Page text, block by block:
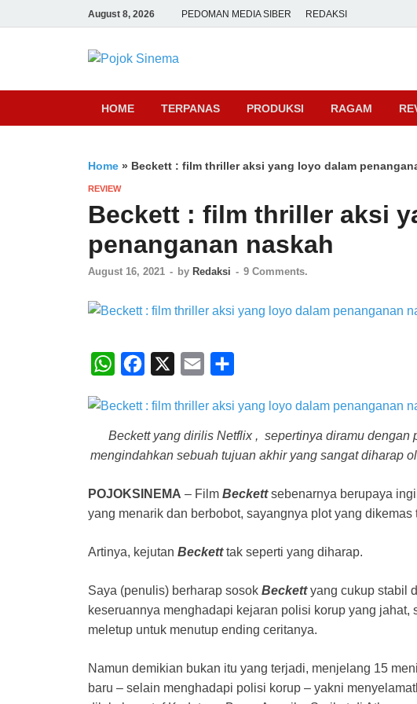
August 8, 2026 PEDOMAN MEDIA SIBER REDAKSI
Pojok Sinema
HOME TERPANAS PRODUKSI RAGAM
Home » Beckett : film thriller aksi yang loyo dalam
REVIEW
Beckett : film thriller aksi
penanganan naskah
August 16, 2021 - by Redaksi - 9 Comments.
W
a
t
s
c
e
b
a
i
l
a
r
e
Beckett yang dirilis Netflix , sepertinya diramu dengan
mengindahkan sebuah tujuan akhir yang sangat diharap
POJOKSINEMA – Film Beckettsebenarnya berupaya
yang menarik dan berbobot, sayangnya plot yang dikemas
Artinya, kejutan Becketttak seperti yang diharap.
Saya (penulis) berharap sosok Beckettyang cukup stabil
keseruannya menghadapi kejaran polisi korup yang
meletup untuk menutup ending ceritanya.
Namun demikian bukan itu yang terjadi, menjelang 15
baru – selain menghadapi polisi korup – yakni